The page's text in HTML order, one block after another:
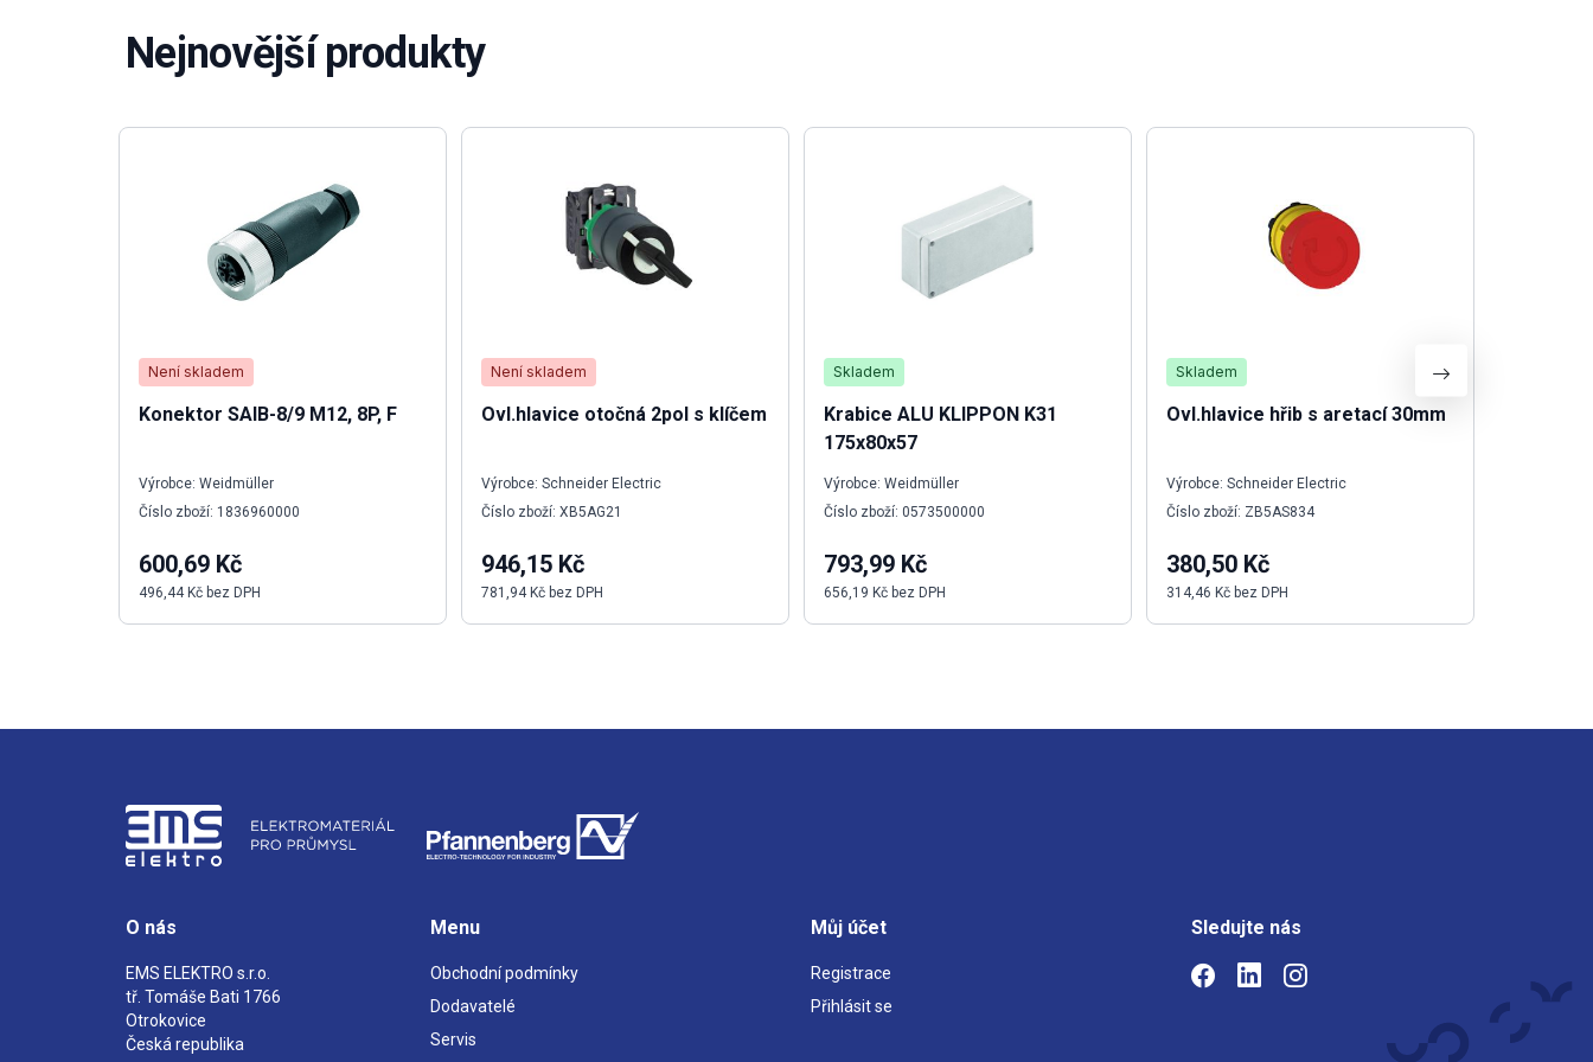
Nejnovější produkty
Není skladem
Konektor SAIB-8/9 M12, 8P, F
Výrobce: Weidmüller
Číslo zboží: 1836960000
600,69 Kč
496,44 Kč bez DPH
Není skladem
Ovl.hlavice otočná 2pol s klíčem
Výrobce: Schneider Electric
Číslo zboží: XB5AG21
946,15 Kč
781,94 Kč bez DPH
Skladem
Krabice ALU KLIPPON K31
175x80x57
Výrobce: Weidmüller
Číslo zboží: 0573500000
793,99 Kč
656,19 Kč bez DPH
Skladem
Ovl.hlavice hřib s aretací 30mm
Výrobce: Schneider Electric
Číslo zboží: ZB5AS834
380,50 Kč
314,46 Kč bez DPH
O nás
EMS ELEKTRO s.r.o.
tř. Tomáše Bati 1766
Otrokovice
Česká republika
Menu
Obchodní podmínky
Dodavatelé
Servis
Můj účet
Registrace
Přihlásit se
Sledujte nás